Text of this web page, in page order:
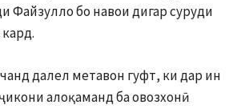
Файзулло бо навои дигар суруди
далел метавон гуфт, ки дар ин
алоқаманд ба овозхонӣ